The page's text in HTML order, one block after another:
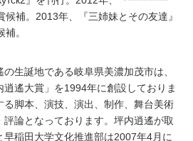
補。2013年、『三姉妹とその友達』
。
生誕地である岐阜県美濃加茂市は、
遙大賞」を1994年に創設しておりま
脚本、演技、演出、制作、舞台美術
論となっております。坪内逍遙が取
早稲田大学文化推進部は2007年4月に